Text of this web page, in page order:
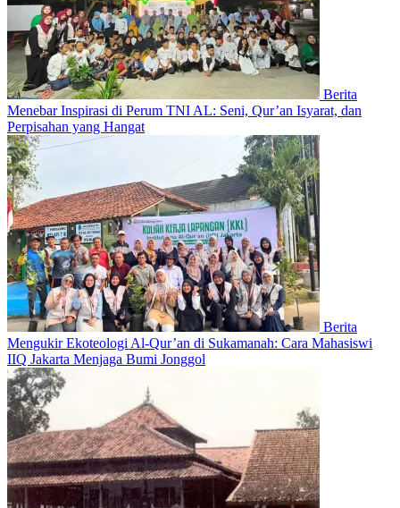
Berita
Menebar Inspirasi di Perum TNI AL: Seni, Qur’an Isyarat, dan
Perpisahan yang Hangat
Berita
Mengukir Ekoteologi Al-Qur’an di Sukamanah: Cara Mahasiswi
IIQ Jakarta Menjaga Bumi Jonggol